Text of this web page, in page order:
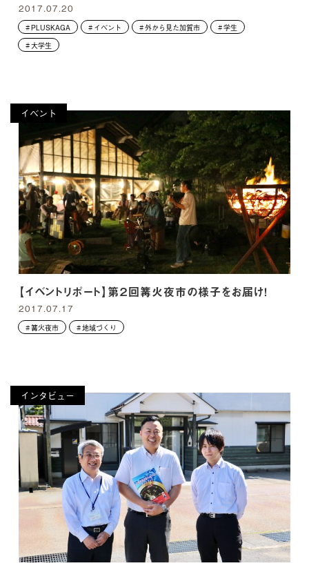
2017.07.20
PLUSKAGA イベント 外から見た加賀市
学生
大学生
【イベントリポート】第２回篝火夜市の様子をお届け！
2017.07.17
篝火夜市 地域づくり
イベント
インタビュー